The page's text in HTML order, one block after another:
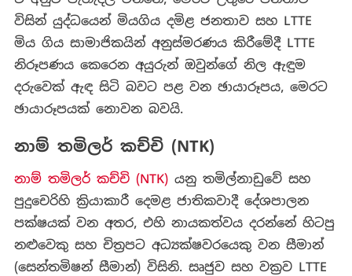
විසින් යුද්ධයෙන් මියගිය දමිළ ජනතාව සහ LTTE
මිය ගිය සාමාජිකයින් අනුස්මරණය කිරීමේදී LTTE
නිරූපණය කෙරෙන අයුරුන් ඔවුන්ගේ නිල ඇඳුම
දරුවෙක් ඇඳ සිටි බවට පළ වන ඡායාරූපය, මෙරට
ඡායාරූපයක් නොවන බවයි.
නාම් තමිලර් කච්චි (NTK)
නාම් තමිලර් කච්චි (NTK)යනු තමිල්නාඩුවේ සහ
පුදුචෙරිහි ක්‍රියාකාරී දෙමළ ජාතිකවාදී දේශපාලන
පක්ෂයක් වන අතර, එහි නායකත්වය දරන්නේ හිටපු
නළුවෙකු සහ චිත්‍රපට අධ්‍යක්ෂවරයෙකු වන සීමාන්
(සෙන්තමිෂන් සීමාන්) විසිනි. සෘජුව සහ වක්‍රව LTTE